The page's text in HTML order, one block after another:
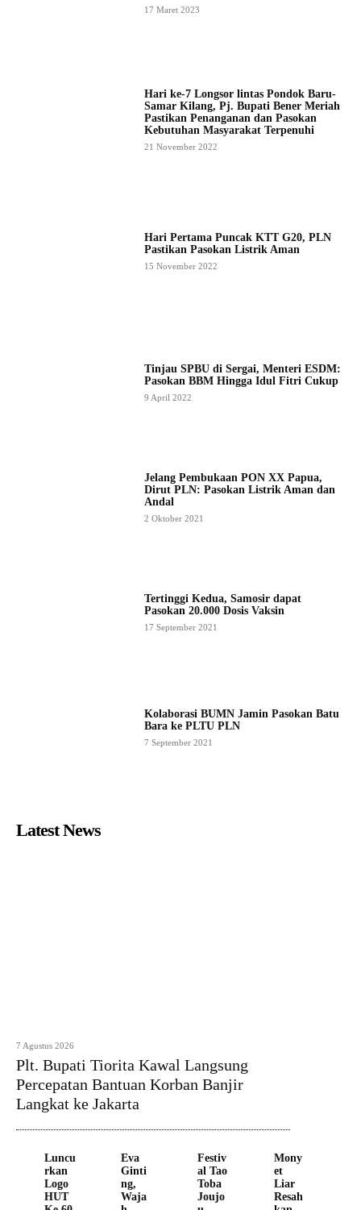
17 Maret 2023
Hari ke-7 Longsor lintas Pondok Baru-
Samar Kilang, Pj. Bupati Bener Meriah
Pastikan Penanganan dan Pasokan
Kebutuhan Masyarakat Terpenuhi
21 November 2022
Hari Pertama Puncak KTT G20, PLN
Pastikan Pasokan Listrik Aman
15 November 2022
Tinjau SPBU di Sergai, Menteri ESDM:
Pasokan BBM Hingga Idul Fitri Cukup
9 April 2022
Jelang Pembukaan PON XX Papua,
Dirut PLN: Pasokan Listrik Aman dan
Andal
2 Oktober 2021
Tertinggi Kedua, Samosir dapat
Pasokan 20.000 Dosis Vaksin
17 September 2021
Kolaborasi BUMN Jamin Pasokan Batu
Bara ke PLTU PLN
7 September 2021
Latest News
7 Agustus 2026
Plt. Bupati Tiorita Kawal Langsung
Percepatan Bantuan Korban Banjir
Langkat ke Jakarta
Luncu
rkan
Logo
HUT
Eva
Ginti
ng,
Waja
Festiv
al Tao
Toba
Joujo
Mony
et
Liar
Resah